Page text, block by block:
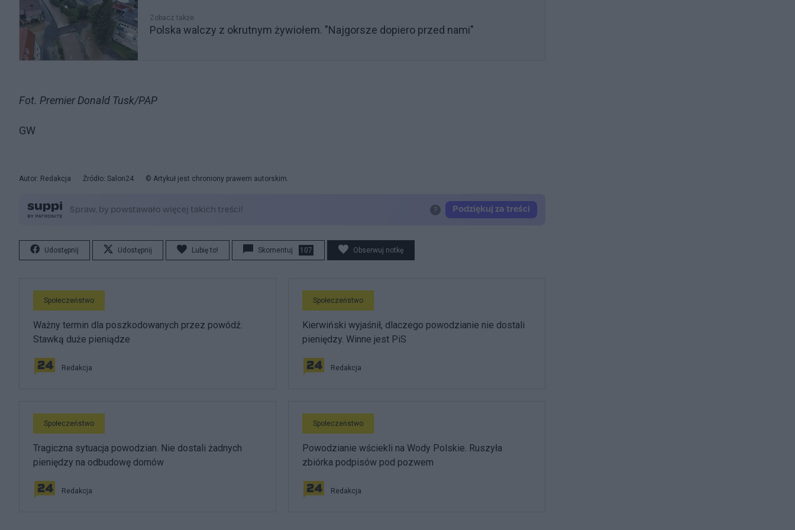
Zobacz także
Polska walczy z okrutnym żywiołem. "Najgorsze dopiero przed nami"
Fot. Premier Donald Tusk/PAP
GW
Autor: Redakcja Źródło: Salon24 © Artykuł jest chroniony prawem autorskim.
Udostępnij Udostępnij Lubię to! Skomentuj 107 Obserwuj notkę
Społeczeństwo
Ważny termin dla poszkodowanych przez powódź.
Stawką duże pieniądze
Redakcja
Społeczeństwo
Kierwiński wyjaśnił, dlaczego powodzianie nie dostali
pieniędzy. Winne jest PiS
Redakcja
Społeczeństwo
Tragiczna sytuacja powodzian. Nie dostali żadnych
pieniędzy na odbudowę domów
Redakcja
Społeczeństwo
Powodzianie wściekli na Wody Polskie. Ruszyła
zbiórka podpisów pod pozwem
Redakcja